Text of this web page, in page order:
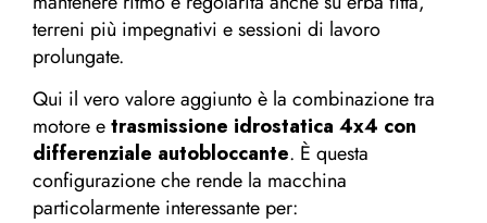
terreni più impegnativi e sessioni di lavoro
prolungate.
Qui il vero valore aggiunto è la combinazione tra
motore etrasmissione idrostatica 4x4 con
differenziale autobloccante. È questa
configurazione che rende la macchina
particolarmente interessante per: